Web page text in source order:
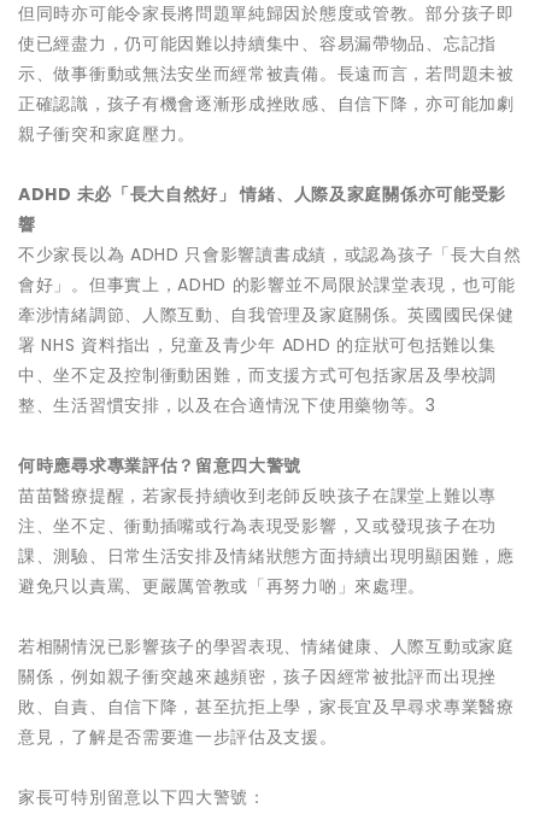
但同時亦可能令家長將問題單純歸因於態度或管教。部分孩子即
使已經盡力，仍可能因難以持續集中、容易漏帶物品、忘記指
示、做事衝動或無法安坐而經常被責備。長遠而言，若問題未被
正確認識，孩子有機會逐漸形成挫敗感、自信下降，亦可能加劇
親子衝突和家庭壓力。
ADHD 未必「長大自然好」 情緒、人際及家庭關係亦可能受影
響
不少家長以為 ADHD 只會影響讀書成績，或認為孩子「長大自然
會好」。但事實上，ADHD 的影響並不局限於課堂表現，也可能
牽涉情緒調節、人際互動、自我管理及家庭關係。英國國民保健
署 NHS 資料指出，兒童及青少年 ADHD 的症狀可包括難以集
中、坐不定及控制衝動困難，而支援方式可包括家居及學校調
整、生活習慣安排，以及在合適情況下使用藥物等。3
何時應尋求專業評估？留意四大警號
苗苗醫療提醒，若家長持續收到老師反映孩子在課堂上難以專
注、坐不定、衝動插嘴或行為表現受影響，又或發現孩子在功
課、測驗、日常生活安排及情緒狀態方面持續出現明顯困難，應
避免只以責罵、更嚴厲管教或「再努力啲」來處理。
若相關情況已影響孩子的學習表現、情緒健康、人際互動或家庭
關係，例如親子衝突越來越頻密，孩子因經常被批評而出現挫
敗、自責、自信下降，甚至抗拒上學，家長宜及早尋求專業醫療
意見，了解是否需要進一步評估及支援。
家長可特別留意以下四大警號：